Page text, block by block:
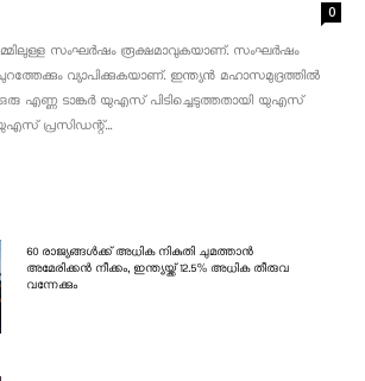
0
സംഘർഷം രൂക്ഷമാവുകയാണ്. സംഘർഷം
വ്യാപിക്കുകയാണ്. ഇന്ത്യൻ മഹാസമുദ്രത്തിൽ
എണ്ണ ടാങ്കർ യുഎസ് പിടിച്ചെടുത്തതായി യുഎസ്
പ്രസിഡന്റ്...
60 രാജ്യങ്ങൾക്ക് അധിക നികുതി ചുമത്താൻ
അമേരിക്കൻ നീക്കം, ഇന്ത്യയ്ക്ക് 12.5% അധിക തീരുവ
വന്നേക്കും